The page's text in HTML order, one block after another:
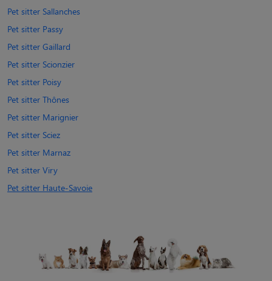
Pet sitter Sallanches
Pet sitter Passy
Pet sitter Gaillard
Pet sitter Scionzier
Pet sitter Poisy
Pet sitter Thônes
Pet sitter Marignier
Pet sitter Sciez
Pet sitter Marnaz
Pet sitter Viry
Pet sitter Haute-Savoie